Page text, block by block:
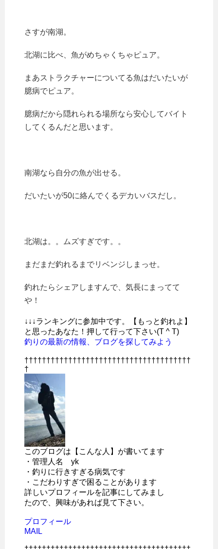
さすが南湖。
北湖に比べ、魚がめちゃくちゃピュア。
まあストラクチャーについてる魚はだいたいが
臆病でピュア。
臆病だから隠れられる場所なら安心してバイト
してくるんだと思います。
南湖なら自分の魚が出せる。
だいたいが50に絡んでくるデカいバスだし。
北湖は。。ムズすぎです。。
まだまだ釣れるまでリベンジしまっせ。
釣れたらシェアしますんで、気長にまってて
や！
↓↓↓ランキングに参加中です。【もっと釣れよ】
と思ったあなた！押して行って下さい(T ^ T)
釣りの最新の情報、ブログを探してみよう
††††††††††††††††††††††††††††††††††††††
†
このブログは【こんな人】が書いてます
・管理人名 yk
・釣りに行きすぎる病気です
・こだわりすぎで困ることがあります
詳しいプロフィールを記事にしてみまし
たので、興味があれば見て下さい。
プロフィール
MAIL